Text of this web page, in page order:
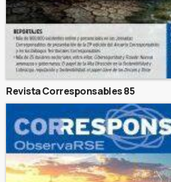
Revista Corresponsables 85